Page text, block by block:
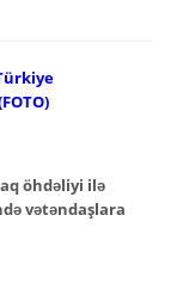
öhdəliyi ilə
vətəndaşlara